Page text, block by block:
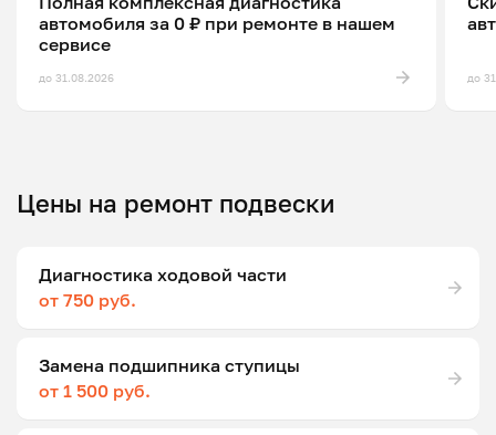
автомобиля за 0 ₽ при ремонте в нашем
сервисе
до 31.08.2026 до
Цены на ремонт подвески
Диагностика ходовой части
от 750 руб.
Замена подшипника ступицы
от 1 500 руб.